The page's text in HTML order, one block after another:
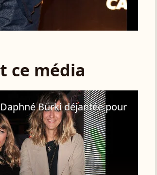
ce média
Bürki déjantée pour